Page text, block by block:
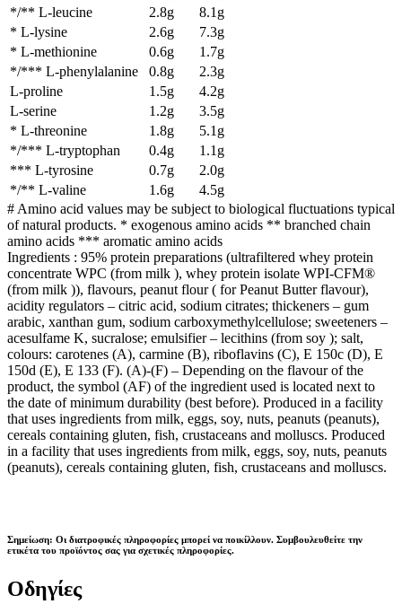
*/** L-leucine
2.8g
8.1g
* L-lysine
2.6g
7.3g
* L-methionine
0.6g
1.7g
*/*** L-phenylalanine
0.8g
2.3g
L-proline
1.5g
4.2g
L-serine
1.2g
3.5g
* L-threonine
1.8g
5.1g
*/*** L-tryptophan
0.4g
1.1g
*** L-tyrosine
0.7g
2.0g
*/** L-valine
1.6g
4.5g
# Amino acid values ​​may be subject to biological fluctuations typical
of natural products. * exogenous amino acids ** branched chain
amino acids *** aromatic amino acids
Ingredients : 95% protein preparations (ultrafiltered whey protein
concentrate WPC (from milk ), whey protein isolate WPI-CFM®
(from milk )), flavours, peanut flour ( for Peanut Butter flavour),
acidity regulators – citric acid, sodium citrates; thickeners – gum
arabic, xanthan gum, sodium carboxymethylcellulose; sweeteners –
acesulfame K, sucralose; emulsifier – lecithins (from soy ); salt,
colours: carotenes (A), carmine (B), riboflavins (C), E 150c (D), E
150d (E), E 133 (F). (A)-(F) – Depending on the flavour of the
product, the symbol (AF) of the ingredient used is located next to
the date of minimum durability (best before). Produced in a facility
that uses ingredients from milk, eggs, soy, nuts, peanuts (peanuts),
cereals containing gluten, fish, crustaceans and molluscs. Produced
in a facility that uses ingredients from milk, eggs, soy, nuts, peanuts
(peanuts), cereals containing gluten, fish, crustaceans and molluscs.
Σημείωση: Οι διατροφικές πληροφορίες μπορεί να ποικίλλουν. Συμβουλευθείτε την
ετικέτα του προϊόντος σας για σχετικές πληροφορίες.
Οδηγίες